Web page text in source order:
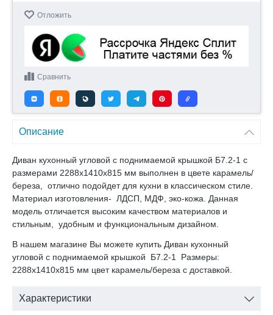
Отложить
Сравнить
Описание
Диван кухонный угловой с поднимаемой крышкой Б7.2-1 с
размерами 2288х1410х815 мм выполнен в цвете карамель/
береза, отлично подойдет для кухни в классическом стиле.
Материал изготовления- ЛДСП, МДФ, эко-кожа. Данная
модель отличается высоким качеством материалов и
стильным, удобным и функциональным дизайном.
В нашем магазине Вы можете купить Диван кухонный
угловой с поднимаемой крышкой Б7.2-1 Размеры:
2288х1410х815 мм цвет карамель/береза с доставкой.
Характеристики